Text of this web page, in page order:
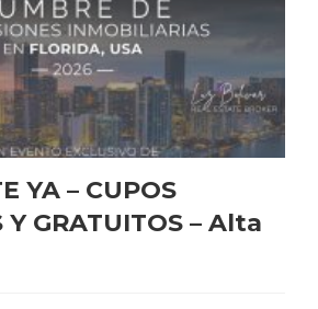
YA – CUPOS
Y GRATUITOS – Alta